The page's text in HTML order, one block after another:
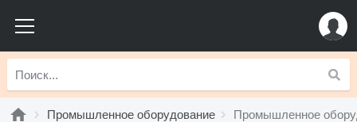
Промышленное оборудование Промышленное